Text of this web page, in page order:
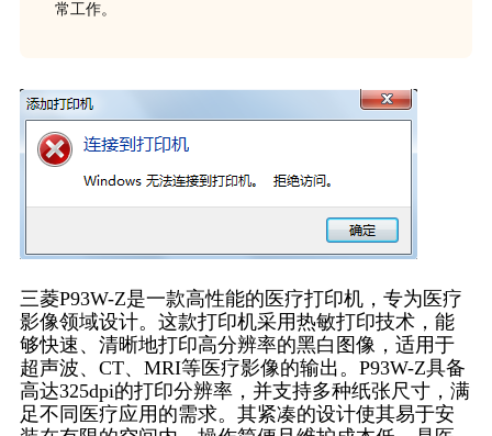
常工作。
三菱P93W-Z是一款高性能的医疗打印机，专为医疗
影像领域设计。这款打印机采用热敏打印技术，能
够快速、清晰地打印高分辨率的黑白图像，适用于
超声波、CT、MRI等医疗影像的输出。P93W-Z具备
高达325dpi的打印分辨率，并支持多种纸张尺寸，满
足不同医疗应用的需求。其紧凑的设计使其易于安